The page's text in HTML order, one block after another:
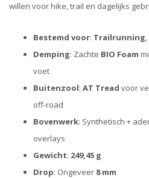
willen voor hike, trail en dagelijks
Bestemd voor: Trailrunning
Demping: Zachte BIO Foam
voet
Buitenzool: AT Tread voor
off‑road
Bovenwerk: Synthetisch +
overlays
Gewicht: 249,45 g
Drop: Ongeveer 8 mm